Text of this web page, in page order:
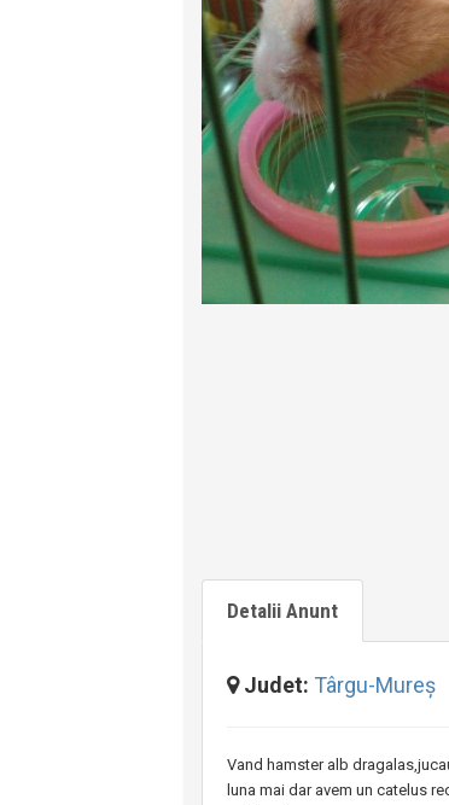
Detalii Anunt
Judet: Târgu-Mureş
Vand hamster alb
luna mai dar avem un catelus